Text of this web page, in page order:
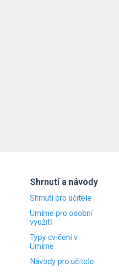
Shrnutí a návody
Shrnutí pro učitele
Umíme pro osobní
využití
Typy cvičení v
Umíme
Návody pro učitele